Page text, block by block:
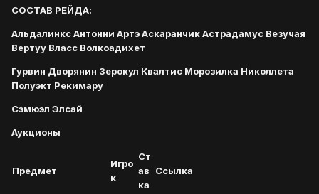
СОСТАВ РЕЙДА:
Альдалинкс Антонни Артэ Аскаранчик Астрадамус Везучая
Вертуу Власс Волкоадихет
Гурвин Дворянин Зерокул Квалтис Морозилка Николлета
Полуэкт Рекимару
Сэмюэл Элсай
Аукционы
Предмет
Игро
к
Ст
ав
ка
Ссылка